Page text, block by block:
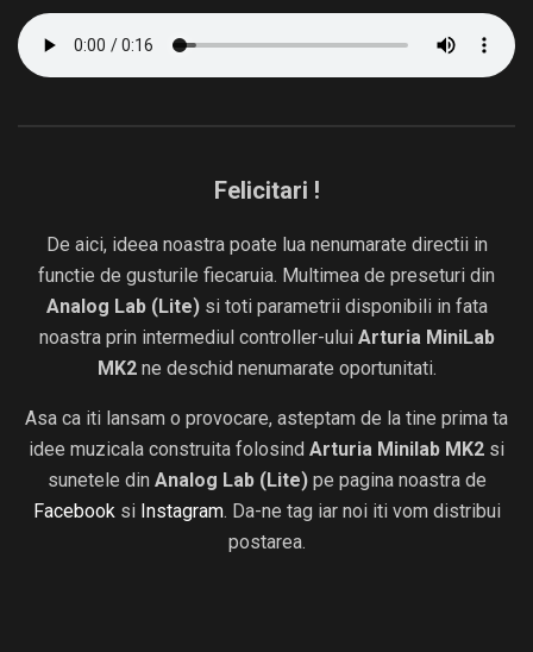
Felicitari !
De aici, ideea noastra poate lua nenumarate directii in
functie de gusturile fiecaruia. Multimea de preseturi din
Analog Lab (Lite)si toti parametrii disponibili in fata
noastra prin intermediul controller-uluiArturia MiniLab
MK2ne deschid nenumarate oportunitati.
Asa ca iti lansam o provocare, asteptam de la tine prima ta
idee muzicala construita folosind Arturia Minilab MK2 si
sunetele din Analog Lab (Lite)pe pagina noastra de
Facebooksi Instagram. Da-ne tag iar noi iti vom distribui
postarea.